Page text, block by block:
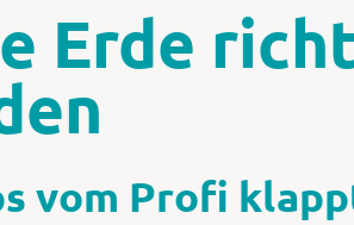
Erde
vom Profi